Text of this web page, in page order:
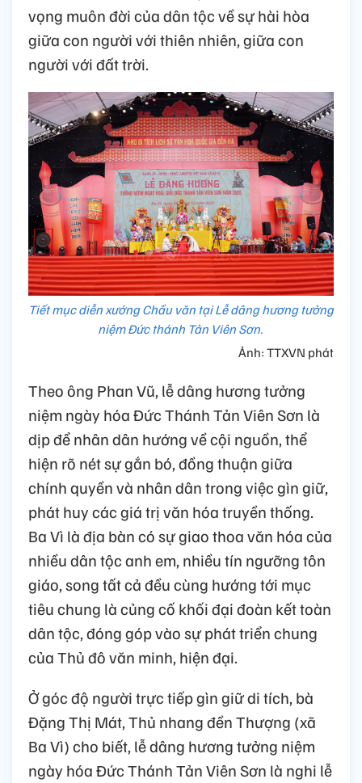
vọng muôn đời của dân tộc về sự hài hòa
giữa con người với thiên nhiên, giữa con
người với đất trời.
Tiết mục diễn xướng Chầu văn tại Lễ dâng hương tưởng
niệm Đức thánh Tản Viên Sơn.
Ảnh: TTXVN phát
Theo ông Phan Vũ, lễ dâng hương tưởng
niệm ngày hóa Đức Thánh Tản Viên Sơn là
dịp để nhân dân hướng về cội nguồn, thể
hiện rõ nét sự gắn bó, đồng thuận giữa
chính quyền và nhân dân trong việc gìn giữ,
phát huy các giá trị văn hóa truyền thống.
Ba Vì là địa bàn có sự giao thoa văn hóa của
nhiều dân tộc anh em, nhiều tín ngưỡng tôn
giáo, song tất cả đều cùng hướng tới mục
tiêu chung là củng cố khối đại đoàn kết toàn
dân tộc, đóng góp vào sự phát triển chung
của Thủ đô văn minh, hiện đại.
Ở góc độ người trực tiếp gìn giữ di tích, bà
Đặng Thị Mát, Thủ nhang đền Thượng (xã
Ba Vì) cho biết, lễ dâng hương tưởng niệm
ngày hóa Đức Thánh Tản Viên Sơn là nghi lễ